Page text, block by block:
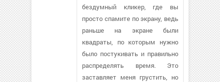
бездумный кликер, где вы
просто спамите по экрану, ведь
раньше на экране были
квадраты, по которым нужно
было постукивать и правильно
распределять время. Это
заставляет меня грустить, но